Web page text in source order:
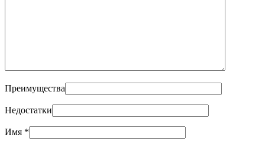
Преимущества
Недостатки
Имя *